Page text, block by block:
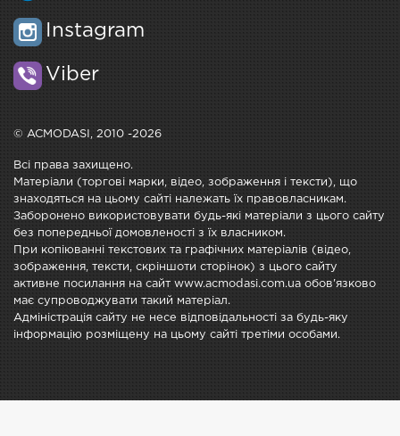
Instagram
Viber
© ACMODASI, 2010 -2026
Всі права захищено.
Матеріали (торгові марки, відео, зображення і тексти), що
знаходяться на цьому сайті належать їх правовласникам.
Заборонено використовувати будь-які матеріали з цього сайту
без попередньої домовленості з їх власником.
При копіюванні текстових та графічних матеріалів (відео,
зображення, тексти, скріншоти сторінок) з цього сайту
активне посилання на сайт www.acmodasi.com.ua обов'язково
має супроводжувати такий матеріал.
Адміністрація сайту не несе відповідальності за будь-яку
інформацію розміщену на цьому сайті третіми особами.